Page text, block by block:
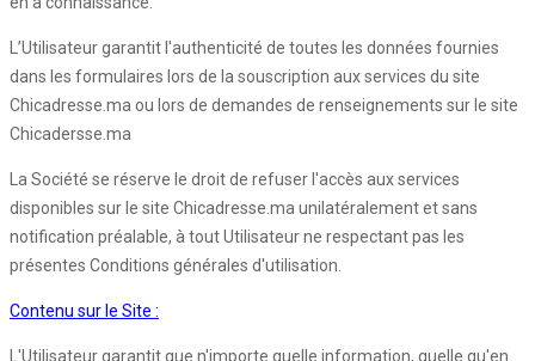
L’Utilisateur garantit l'authenticité de toutes les données fournies
dans les formulaires lors de la souscription aux services du site
Chicadresse.ma ou lors de demandes de renseignements sur le site
Chicadersse.ma
La Société se réserve le droit de refuser l'accès aux services
disponibles sur le site Chicadresse.ma unilatéralement et sans
notification préalable, à tout Utilisateur ne respectant pas les
présentes Conditions générales d'utilisation.
Contenu sur le Site :
L'Utilisateur garantit que n'importe quelle information, quelle qu'en